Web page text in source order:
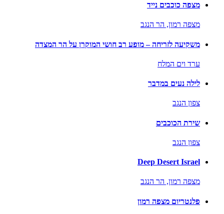
מצפה כוכבים נייד
מצפה רמון, הר הנגב
משקיעה לזריחה – מופע רב חושי המוקרן על הר המצדה
ערד וים המלח
לילה נעים במדבר
צפון הנגב
שירת הכוכבים
צפון הנגב
Deep Desert Israel
מצפה רמון, הר הנגב
פלנטריום מצפה רמון